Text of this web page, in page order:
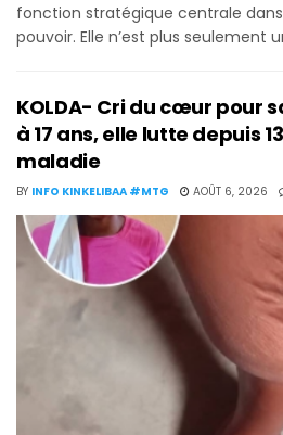
fonction stratégique centrale
pouvoir. Elle n’est plus seulement
KOLDA- Cri du cœur pour
à 17 ans, elle lutte depuis
maladie
BY INFO KINKELIBAA #MTG AOÛT 6, 2026